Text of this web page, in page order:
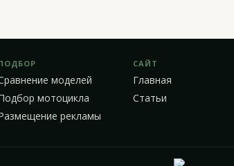
моделей
мотоцикла
рекламы
САЙТ
Главная
Статьи